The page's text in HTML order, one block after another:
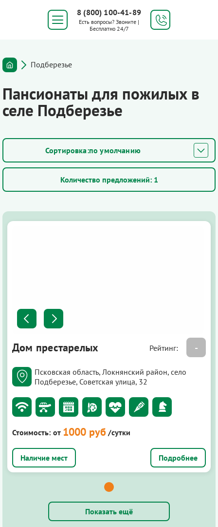
8 (800) 100-41-89
Есть вопросы? Звоните |
Бесплатно 24/7
Подберезье
Пансионаты для пожилых в
селе Подберезье
по умолчанию
Количество предложений: 1
Дом престарелых Рейтинг: -
Псковская область, Локнянский район, село
Подберезье, Советская улица, 32
Стоимость: от 1000 руб /сутки
Подробнее
Показать ещё